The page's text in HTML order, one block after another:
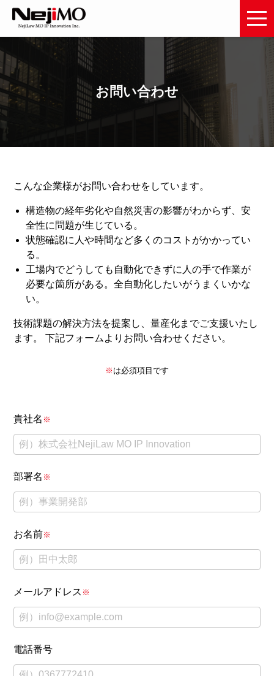
お問い合わせ
こんな企業様がお問い合わせをしています。
構造物の経年劣化や自然災害の影響がわからず、安
全性に問題が生じている。
状態確認に人や時間など多くのコストがかかってい
る。
工場内でどうしても自動化できずに人の手で作業が
必要な箇所がある。全自動化したいがうまくいかな
い。
技術課題の解決方法を提案し、量産化までご支援いたし
ます。 下記フォームよりお問い合わせください。
※ は必須項目です
貴社名 ※
部署名 ※
お名前※
メールアドレス ※
電話番号